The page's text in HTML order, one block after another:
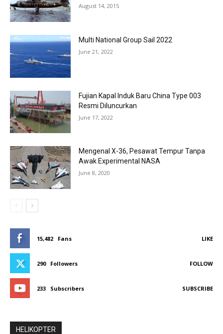
August 14, 2015
Multi National Group Sail 2022
June 21, 2022
Fujian Kapal Induk Baru China Type 003
Resmi Diluncurkan
June 17, 2022
Mengenal X-36, Pesawat Tempur Tanpa
Awak Experimental NASA
June 8, 2020
15,482 Fans LIKE
290 Followers FOLLOW
233 Subscribers SUBSCRIBE
HELIKOPTER